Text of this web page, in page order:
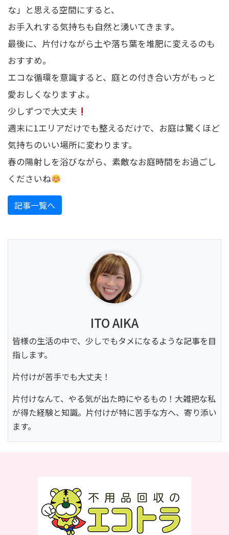
な」と思える空間にすると、
お手入れする気持ちも自然と湧いてきます。
最後に、片付けながら土や落ち葉を堆肥に変えるのも
おすすめ。
エコな循環を意識すると、庭との付き合い方がもっと
愛おしくなりますよ。
少しずつで大丈夫
週末に1エリアだけでも整えるだけで、お庭は驚くほど
気持ちのいい場所に変わります。
春の陽射しを浴びながら、素敵なお庭時間をお過ごし
くださいね
記事一覧へ
ITO AIKA
皆様の生活の中で、少しでもタメになるような記事を目
指します。
片付けが苦手でも大丈夫！
片付けなんて、やる気が出た時にやるもの！大雑把な私
が得た経験と知識。片付けが特に苦手な方へ、寄り添い
ます。